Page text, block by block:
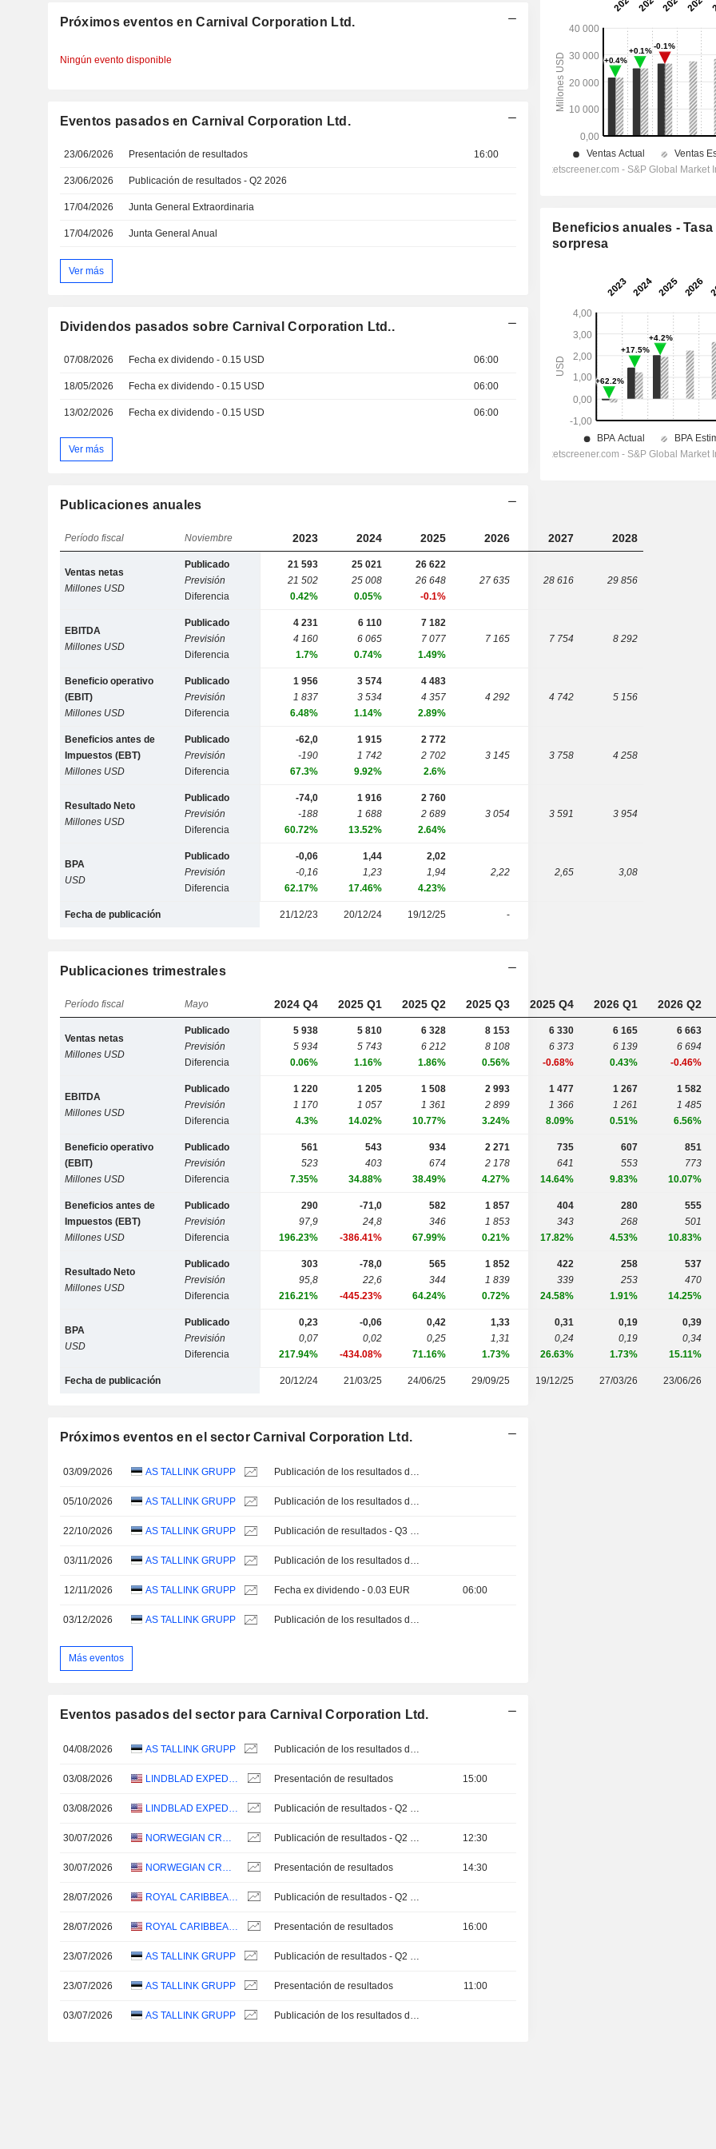
Próximos eventos en Carnival Corporation Ltd.
Ningún evento disponible
Eventos pasados en Carnival Corporation Ltd.
23/06/2026 Presentación de resultados 16:00
23/06/2026 Publicación de resultados - Q2 2026
17/04/2026 Junta General Extraordinaria
17/04/2026 Junta General Anual
Ver más
Dividendos pasados sobre Carnival Corporation Ltd..
07/08/2026 Fecha ex dividendo - 0.15 USD 06:00
18/05/2026 Fecha ex dividendo - 0.15 USD 06:00
13/02/2026 Fecha ex dividendo - 0.15 USD 06:00
Ver más
Publicaciones anuales
Período fiscal Noviembre 2023 2024 2025 2026 2027 2028
Ventas netas
Millones USD
Publicado
Previsión
Diferencia
21 593
21 502
0.42%
25 021
25 008
0.05%
26 622
26 648
-0.1%
27 635 28 616 29 856
EBITDA
Millones USD
Publicado
Previsión
Diferencia
4 231
4 160
1.7%
6 110
6 065
0.74%
7 182
7 077
1.49%
7 165 7 754 8 292
Beneficio operativo
(EBIT)
Millones USD
Publicado
Previsión
Diferencia
1 956
1 837
6.48%
3 574
3 534
1.14%
4 483
4 357
2.89%
4 292 4 742 5 156
Beneficios antes de
Impuestos (EBT)
Millones USD
Publicado
Previsión
Diferencia
-62,0
-190
67.3%
1 915
1 742
9.92%
2 772
2 702
2.6%
3 145 3 758 4 258
Resultado Neto
Millones USD
Publicado
Previsión
Diferencia
-74,0
-188
60.72%
1 916
1 688
13.52%
2 760
2 689
2.64%
3 054 3 591 3 954
BPA
USD
Publicado
Previsión
Diferencia
-0,06
-0,16
62.17%
1,44
1,23
17.46%
2,02
1,94
4.23%
2,22 2,65 3,08
Fecha de publicación 21/12/23 20/12/24 19/12/25 -
Publicaciones trimestrales
Período fiscal Mayo 2024 Q4 2025 Q1 2025 Q2 2025 Q3 2025 Q4 2026 Q1 2026 Q2
Ventas netas
Millones USD
Publicado
Previsión
Diferencia
5 938
5 934
0.06%
5 810
5 743
1.16%
6 328
6 212
1.86%
8 153
8 108
0.56%
6 330
6 373
-0.68%
6 165
6 139
0.43%
6 663
6 694
-0.46%
EBITDA
Millones USD
Publicado
Previsión
Diferencia
1 220
1 170
4.3%
1 205
1 057
14.02%
1 508
1 361
10.77%
2 993
2 899
3.24%
1 477
1 366
8.09%
1 267
1 261
0.51%
1 582
1 485
6.56%
Beneficio operativo
(EBIT)
Millones USD
Publicado
Previsión
Diferencia
561
523
7.35%
543
403
34.88%
934
674
38.49%
2 271
2 178
4.27%
735
641
14.64%
607
553
9.83%
851
773
10.07%
Beneficios antes de
Impuestos (EBT)
Millones USD
Publicado
Previsión
Diferencia
290
97,9
196.23%
-71,0
24,8
-386.41%
582
346
67.99%
1 857
1 853
0.21%
404
343
17.82%
280
268
4.53%
555
501
10.83%
Resultado Neto
Millones USD
Publicado
Previsión
Diferencia
303
95,8
216.21%
-78,0
22,6
-445.23%
565
344
64.24%
1 852
1 839
0.72%
422
339
24.58%
258
253
1.91%
537
470
14.25%
BPA
USD
Publicado
Previsión
Diferencia
0,23
0,07
217.94%
-0,06
0,02
-434.08%
0,42
0,25
71.16%
1,33
1,31
1.73%
0,31
0,24
26.63%
0,19
0,19
1.73%
0,39
0,34
15.11%
Fecha de publicación 20/12/24 21/03/25 24/06/25 29/09/25 19/12/25 27/03/26 23/06/26
Próximos eventos en el sector Carnival Corporation Ltd.
03/09/2026 AS TALLINK GRUPP Publicación de los resultados de explotación
05/10/2026 AS TALLINK GRUPP Publicación de los resultados de explotación
22/10/2026 AS TALLINK GRUPP Publicación de resultados - Q3 2026
03/11/2026 AS TALLINK GRUPP Publicación de los resultados de explotación
12/11/2026 AS TALLINK GRUPP Fecha ex dividendo - 0.03 EUR 06:00
03/12/2026 AS TALLINK GRUPP Publicación de los resultados de explotación
Más eventos
Eventos pasados del sector para Carnival Corporation Ltd.
04/08/2026 AS TALLINK GRUPP
03/08/2026 Presentación de resultados 15:00
03/08/2026
30/07/2026 12:30
30/07/2026 Presentación de resultados 14:30
28/07/2026
28/07/2026 Presentación de resultados 16:00
23/07/2026 AS TALLINK GRUPP
23/07/2026 AS TALLINK GRUPP Presentación de resultados 11:00
03/07/2026 AS TALLINK GRUPP
Beneficios anuales - Tasa
sorpresa